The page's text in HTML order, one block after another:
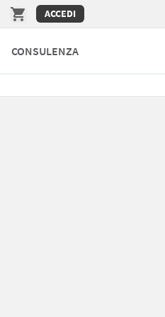
ACCEDI
CONSULENZA